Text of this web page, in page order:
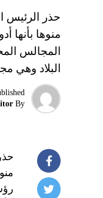
حذر الرئيس
منوها بأنها
المجالس
البلاد وهي
By